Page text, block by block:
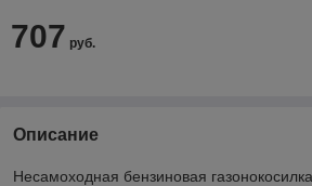
707 руб.
Описание
Несамоходная бензиновая